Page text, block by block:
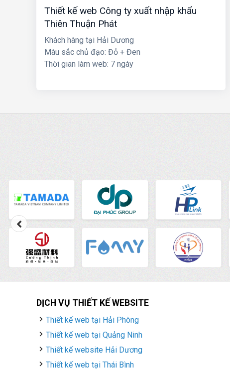
Thiết kế web Công ty xuất nhập khẩu
Thiên Thuận Phát
Khách hàng tại Hải Dương
Màu sắc chủ đạo: Đỏ + Đen
Thời gian làm web: 7 ngày
DỊCH VỤ THIẾT KẾ WEBSITE
Thiết kế web tại Hải Phòng
Thiết kế web tại Quảng Ninh
Thiết kế website Hải Dương
Thiết kế web tại Thái Bình